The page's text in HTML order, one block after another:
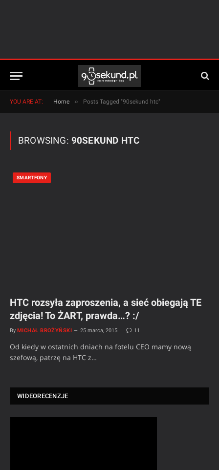
YOU ARE AT: Home » Posts Tagged "90sekund htc"
BROWSING: 90SEKUND HTC
SMARTFONY
HTC rozsyła zaproszenia, a sieć obiegają TE
zdjęcia! To ŻART, prawda…? :/
By MICHAŁ BROŻYŃSKI 25 marca, 2015 11
Od kiedy w ostatnich dniach na fotelu CEO mamy nową
szefową, patrzę na HTC z…
WIDEORECENZJE